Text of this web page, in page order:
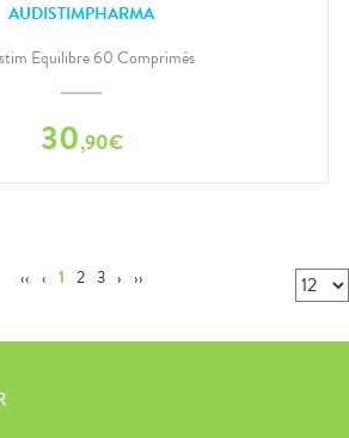
AUDISTIMPHARMA
Equilibre 60 Comprimés
30,90€
‹‹ ‹ 1 2 3 › ››